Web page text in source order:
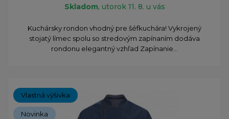
Skladom, utorok 11. 8. u vás
​Kuchársky rondon vhodný pre šéfkuchára! Vykrojený
stojatý límec spolu so stredovým zapínaním dodáva
rondonu elegantný vzhľad Zapínanie...
Vlastná výšivka
Novinka